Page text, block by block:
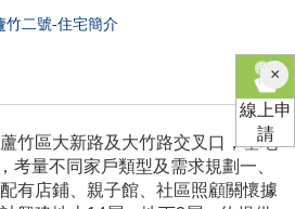
竹二號-住宅簡介
竹區大新路及大竹路交叉口，基地
考量不同家戶類型及需求規劃一、
有店鋪、親子館、社區照顧關懷據
×關
閉
線上申
請